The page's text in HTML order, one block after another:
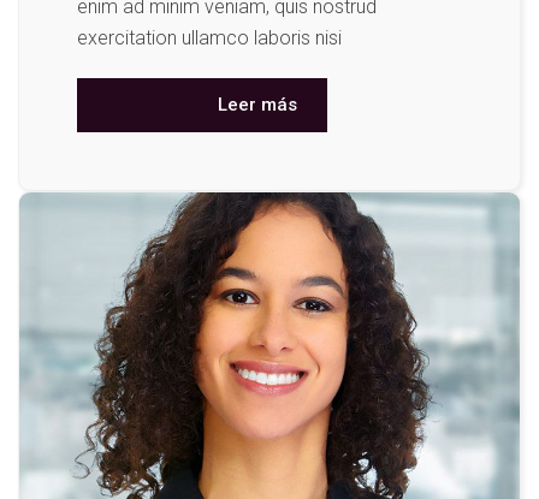
enim ad minim veniam, quis nostrud
exercitation ullamco laboris nisi
Leer más